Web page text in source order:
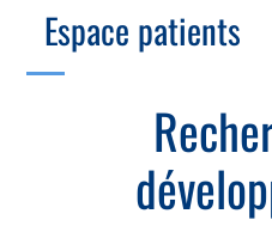
Échographie
Gastro-pédiatrie
Hépatologie
Cotation des actes, lien
Plateau technique
Espace patients